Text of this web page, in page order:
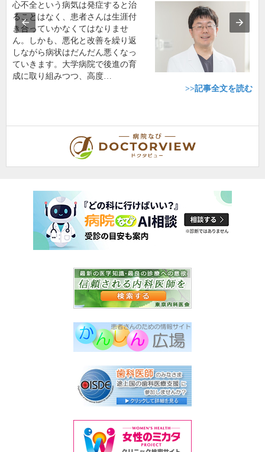
心不全という病気は発症すると治
ることはなく、患者さんは生涯付
き合っていかなくてはなりませ
ん。しかも、悪化と改善を繰り返
しながら病状はだんだん悪くなっ
ていきます。大学病院で後進の育
成に取り組みつつ、高度…
>>記事全文を読む